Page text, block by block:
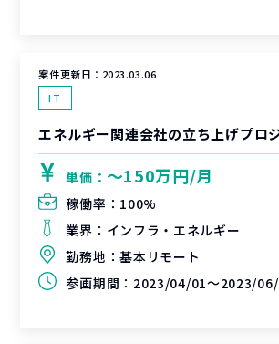
案件更新日： 2023.03.06
IT
単価： 〜150万円/月
稼働率： 100%
業界： インフラ・エネルギー
勤務地：基本リモート
参画期間： 2023/04/01～2023/06/30(延長可能性あり)